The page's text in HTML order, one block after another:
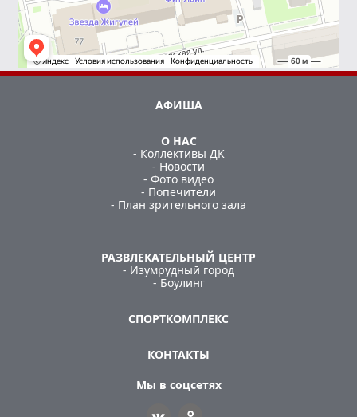
АФИША
О НАС
- Коллективы ДК
- Новости
- Фото видео
- Попечители
- План зрительного зала
РАЗВЛЕКАТЕЛЬНЫЙ ЦЕНТР
- Изумрудный город
- Боулинг
СПОРТКОМПЛЕКС
КОНТАКТЫ
Мы в соцсетях